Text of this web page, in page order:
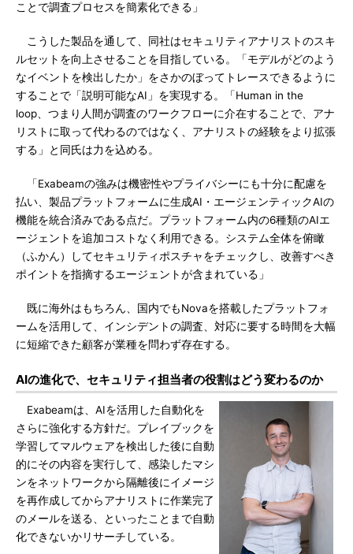
ことで調査プロセスを簡素化できる」
こうした製品を通して、同社はセキュリティアナリストのスキ
ルセットを向上させることを目指している。「モデルがどのよう
なイベントを検出したか」をさかのぼってトレースできるように
することで「説明可能なAI」を実現する。「Human in the
loop、つまり人間が調査のワークフローに介在することで、アナ
リストに取って代わるのではなく、アナリストの経験をより拡張
する」と同氏は力を込める。
「Exabeamの強みは機密性やプライバシーにも十分に配慮を
払い、製品プラットフォームに生成AI・エージェンティックAIの
機能を統合済みである点だ。プラットフォーム内の6種類のAIエ
ージェントを追加コストなく利用できる。システム全体を俯瞰
（ふかん）してセキュリティポスチャをチェックし、改善すべき
ポイントを指摘するエージェントが含まれている」
既に海外はもちろん、国内でもNovaを搭載したプラットフォ
ームを活用して、インシデントの調査、対応に要する時間を大幅
に短縮できた顧客が業種を問わず存在する。
AIの進化で、セキュリティ担当者の役割はどう変わるのか
Exabeamは、AIを活用した自動化を
さらに強化する方針だ。プレイブックを
学習してマルウェアを検出した後に自動
的にその内容を実行して、感染したマシ
ンをネットワークから隔離後にイメージ
を再作成してからアナリストに作業完了
のメールを送る、といったことまで自動
化できないかリサーチしている。